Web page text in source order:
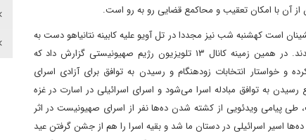
آن با امکان تعقیب و محاکمع قضایی رو به رو است.
است کهشنبه شب نیز مجددا در تل آویو علیه کابینه نتانیاهو دست به
تظاهرات زده و خواستار دستیابی به توافقی برای مبادله اسرا و توقف جنگ در غزه شدند. در همین زمینه کانال ۱۳ تلویزیون رژیم صهیونیستی گزارش داد که
و خواستار انتخابات زودهنگام و رسیدن به توافق برای آزادی اسرای
به توافق مبادله اسرا می‌شود و اسرای اسرائیلی در اسارت در غزه
پیامی ویدئویی از کشته شدن ده‌ها نفر از اسرای صهیونیست در اثر
اسیر اسرائیلی در دستان ما شد و بقیه اسرا را هم از جشن گرفتن عید